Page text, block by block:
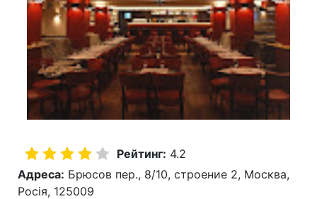
Рейтинг: 4.2
Адреса: Брюсов пер., 8/10, строение 2, Москва,
Росія, 125009